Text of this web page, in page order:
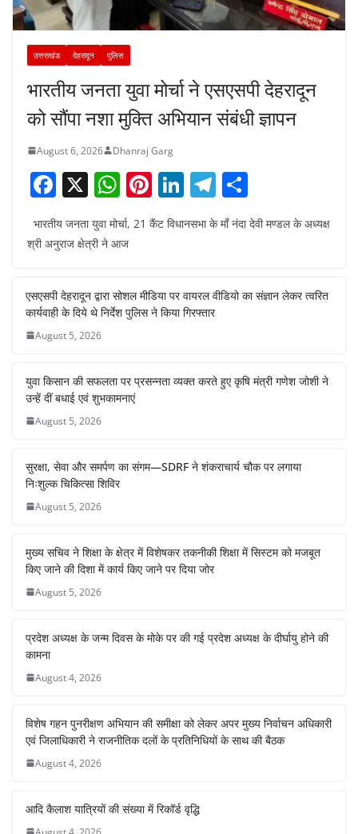
उत्तराखंड देहरादून पुलिस
भारतीय जनता युवा मोर्चा ने एसएसपी देहरादून
को सौंपा नशा मुक्ति अभियान संबंधी ज्ञापन
August 6, 2026 Dhanraj Garg
F
c
e
b
o
o
X W
h
at
A
p
Pi
nt
er
st
Li
k
dI
n
T
el
e
a
h
ar
भारतीय जनता युवा मोर्चा, 21 कैंट विधानसभा के माँ नंदा देवी मण्डल के अध्यक्ष
श्री अनुराज क्षेत्री ने आज
एसएसपी देहरादून द्वारा सोशल मीडिया पर वायरल वीडियो का संज्ञान लेकर त्वरित
कार्यवाही के दिये थे निर्देश पुलिस ने किया गिरफ्तार
August 5, 2026
युवा किसान की सफलता पर प्रसन्नता व्यक्त करते हुए कृषि मंत्री गणेश जोशी ने
उन्हें दीं बधाई एवं शुभकामनाएं
August 5, 2026
सुरक्षा, सेवा और समर्पण का संगम—SDRF ने शंकराचार्य चौक पर लगाया
निःशुल्क चिकित्सा शिविर
August 5, 2026
मुख्य सचिव ने शिक्षा के क्षेत्र में विशेषकर तकनीकी शिक्षा में सिस्टम को मजबूत
किए जाने की दिशा में कार्य किए जाने पर दिया जोर
August 5, 2026
प्रदेश अध्यक्ष के जन्म दिवस के मोके पर की गई प्रदेश अध्यक्ष के दीर्घायु होने की
कामना
August 4, 2026
विशेष गहन पुनरीक्षण अभियान की समीक्षा को लेकर अपर मुख्य निर्वाचन अधिकारी
एवं जिलाधिकारी ने राजनीतिक दलों के प्रतिनिधियों के साथ की बैठक
August 4, 2026
आदि कैलाश यात्रियों की संख्या में रिकॉर्ड वृद्धि